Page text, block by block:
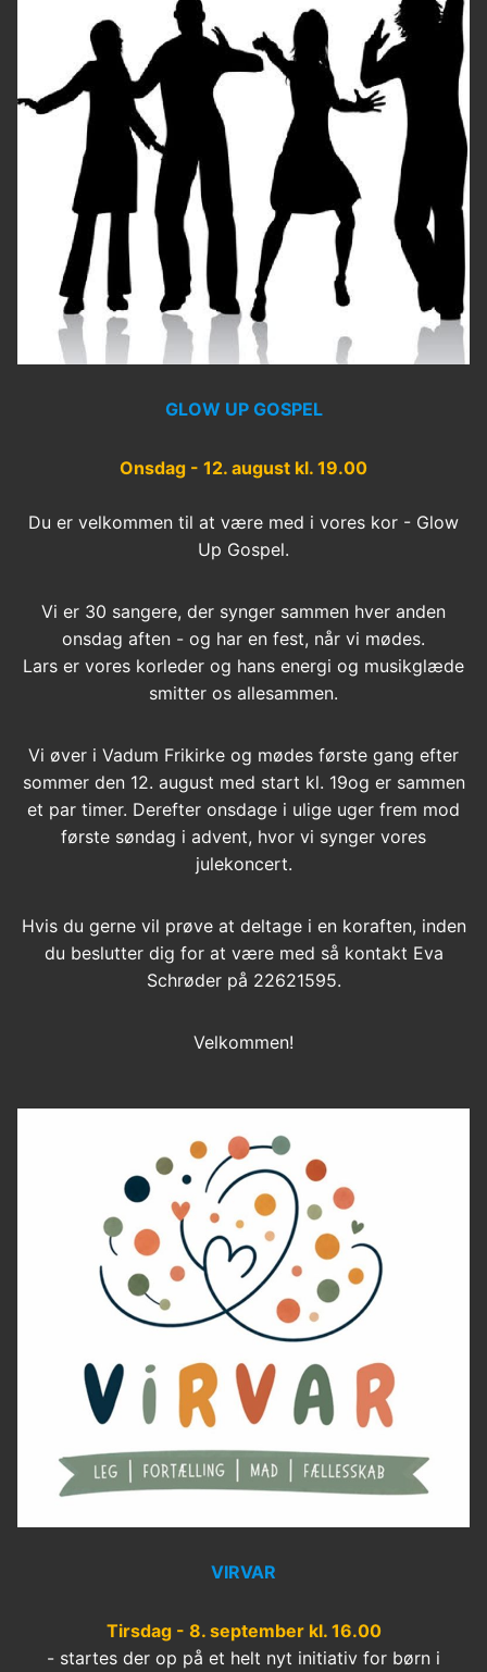
GLOW UP GOSPEL
Onsdag - 12. august kl. 19.00
Du er velkommen til at være med i vores kor - Glow
Up Gospel.
Vi er 30 sangere, der synger sammen hver anden
onsdag aften - og har en fest, når vi mødes.
Lars er vores korleder og hans energi og musikglæde
smitter os allesammen.
Vi øver i Vadum Frikirke og mødes første gang efter
sommer den 12. august med start kl. 19og er sammen
et par timer. Derefter onsdage i ulige uger frem mod
første søndag i advent, hvor vi synger vores
julekoncert.
Hvis du gerne vil prøve at deltage i en koraften, inden
du beslutter dig for at være med så kontakt Eva
Schrøder på 22621595.
Velkommen!
VIRVAR
Tirsdag - 8. september kl. 16.00
- startes der op på et helt nyt initiativ for børn i